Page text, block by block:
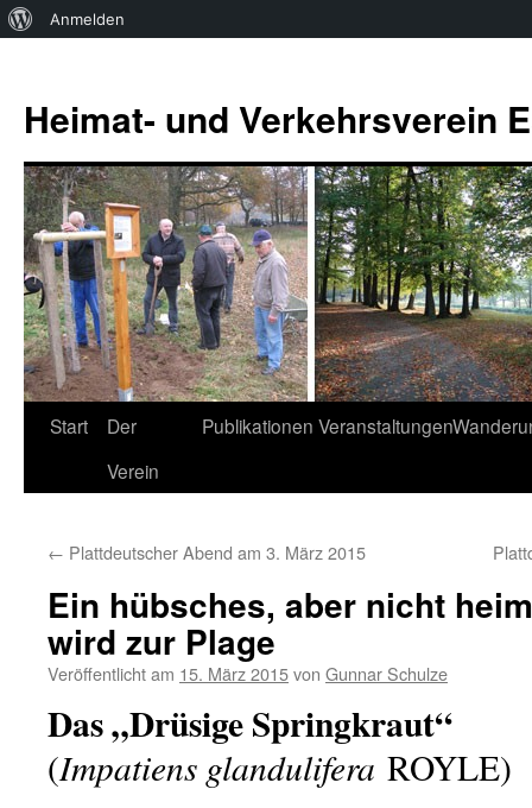
Über
Anmelden
springen
Heimat- und Verkehrsverein
Start
Der
Verein
Publikationen Veranstaltungen
← Plattdeutscher Abend am 3. März 2015
Ein hübsches, aber nicht
wird zur Plage
Veröffentlicht am 15. März 2015von Gunnar Schulze
Das „Drüsige Springkraut“
(Impatiens glandulifera ROYLE)